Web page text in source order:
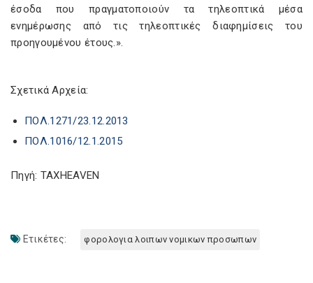
έσοδα που πραγματοποιούν τα τηλεοπτικά μέσα
ενημέρωσης από τις τηλεοπτικές διαφημίσεις του
προηγουμένου έτους.».
Σχετικά Αρχεία:
ΠΟΛ.1271/23.12.2013
ΠΟΛ.1016/12.1.2015
Πηγή: TAXHEAVEN
Ετικέτες: φορολογια λοιπων νομικων προσωπων